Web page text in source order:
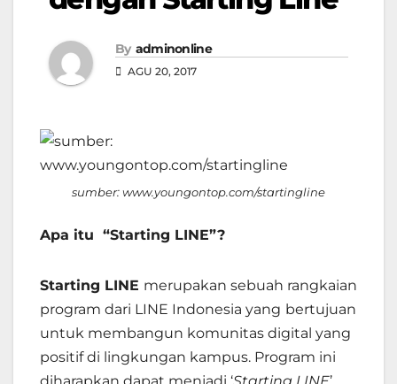
By adminonline
AGU 20, 2017
sumber: www.youngontop.com/startingline
Apa itu “Starting LINE”?
Starting LINE merupakan sebuah rangkaian
program dari LINE Indonesia yang bertujuan
untuk membangun komunitas digital yang
positif di lingkungan kampus. Program ini